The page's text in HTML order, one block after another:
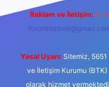
Reklam ve İletişim: E-
Yasal Uyarı: Sitemiz,
ve İletişim Kurumu (BTK)
olarak hizmet